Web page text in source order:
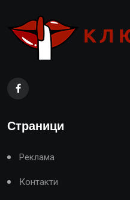
Страници
Реклама
Контакти